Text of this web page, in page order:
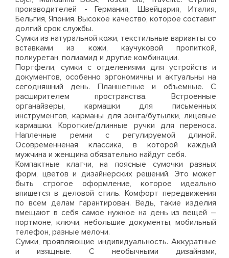
производителей - Германия, Швейцария, Италия,
Бельгия, Япония. Высокое качество, которое составит
долгий срок службы.
Сумки из натуральной кожи, текстильные варианты со
вставками из кожи, каучуковой пропиткой,
полиуретан, полиамид и другие комбинации.
Портфели, сумки с отделениями для устройств и
документов, особенно эргономичны и актуальны на
сегодняшний день. Планшетные и объемные. С
расширителем пространства. Встроенные
органайзеры, кармашки для письменных
инструментов, карманы для зонта/бутылки, лицевые
кармашки. Короткие/длинные ручки для переноса.
Наплечные ремни с регулируемой длиной.
Осовременненая классика, в которой каждый
мужчина и женщина обязательно найдут себя.
Компактные клатчи, на поясные сумочки разных
форм, цветов и дизайнерских решений. Это может
быть строгое оформление, которое идеально
впишется в деловой стиль. Комфорт передвижения
по всем делам гарантирован. Ведь, такие изделия
вмещают в себя самое нужное на день из вещей –
портмоне, ключи, небольшие документы, мобильный
телефон, разные мелочи.
Сумки, проявляющие индивидуальность. Аккуратные
и изящные. С необычными дизайнами,